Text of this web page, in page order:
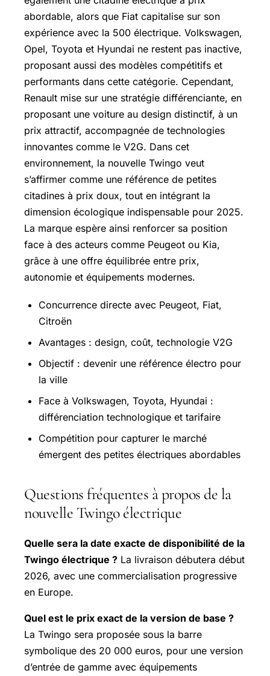
abordable, alors que Fiat capitalise sur son
expérience avec la 500 électrique. Volkswagen,
Opel, Toyota et Hyundai ne restent pas inactive,
proposant aussi des modèles compétitifs et
performants dans cette catégorie. Cependant,
Renault mise sur une stratégie différenciante, en
proposant une voiture au design distinctif, à un
prix attractif, accompagnée de technologies
innovantes comme le V2G. Dans cet
environnement, la nouvelle Twingo veut
s’affirmer comme une référence de petites
citadines à prix doux, tout en intégrant la
dimension écologique indispensable pour 2025.
La marque espère ainsi renforcer sa position
face à des acteurs comme Peugeot ou Kia,
grâce à une offre équilibrée entre prix,
autonomie et équipements modernes.
Concurrence directe avec Peugeot, Fiat,
Citroën
Avantages : design, coût, technologie V2G
Objectif : devenir une référence électro pour
la ville
Face à Volkswagen, Toyota, Hyundai :
différenciation technologique et tarifaire
Compétition pour capturer le marché
émergent des petites électriques abordables
Questions fréquentes à propos de la
nouvelle Twingo électrique
Quelle sera la date exacte de disponibilité de la
Twingo électrique ? La livraison débutera début
2026, avec une commercialisation progressive
en Europe.
Quel est le prix exact de la version de base ?
La Twingo sera proposée sous la barre
symbolique des 20 000 euros, pour une version
d’entrée de gamme avec équipements